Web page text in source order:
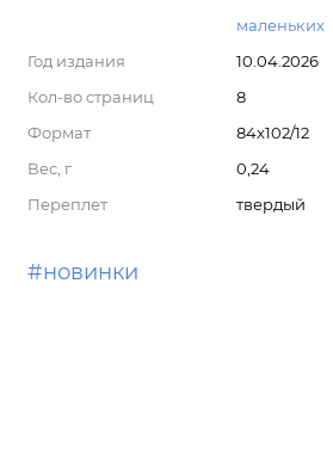
маленьких
Год издания
10.04.2026
Кол-во страниц
8
Формат
84x102/12
Вес, г
0,24
Переплет
твердый
#новинки